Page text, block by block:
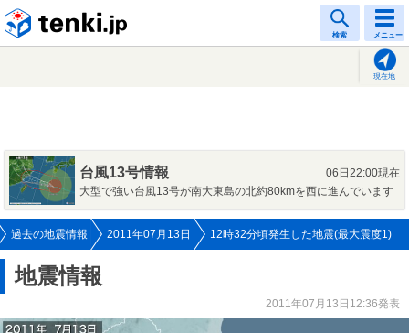
検索 メニュー
現在地
台風13号情報
06日22:00現在
大型で強い台風13号が南大東島の北約80kmを西に進んでいます
過去の地震情報 2011年07月13日 12時32分頃発生した地震(最大震度1)
地震情報
2011年07月13日12:36発表